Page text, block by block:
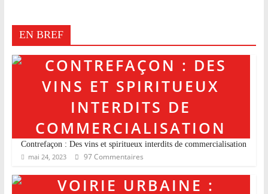
EN BREF
Contrefaçon : Des vins et spiritueux interdits de commercialisation
mai 24, 2023
97 Commentaires